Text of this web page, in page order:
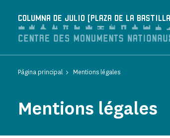
COLUMNA DE JULIO (PLAZA DE LA BASTILLA)
Página principal Mentions légales
Mentions légales